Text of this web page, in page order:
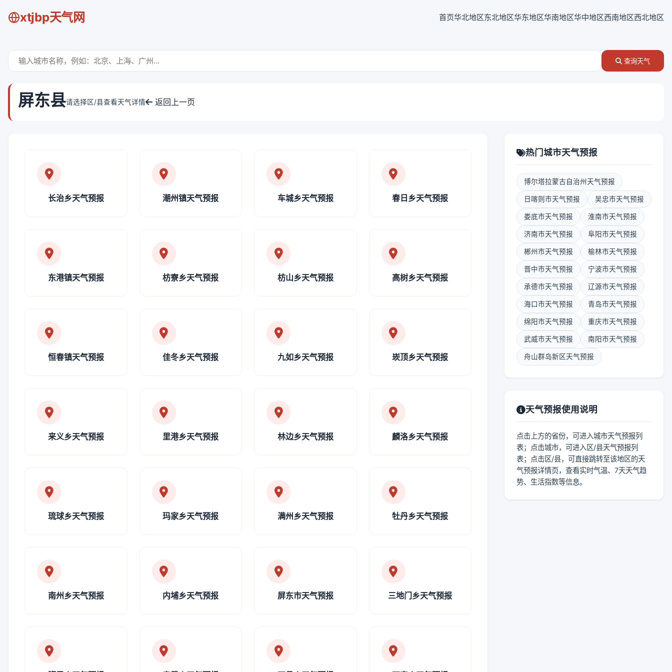
xtjbp天气网 首页华北地区东北地区华东地区华南地区华中地区西南地区西北地区
查询天气
屏东县请选择区/县查看天气详情 返回上一页
长治乡天气预报 潮州镇天气预报 车城乡天气预报 春日乡天气预报
东港镇天气预报 枋寮乡天气预报 枋山乡天气预报 高树乡天气预报
恒春镇天气预报 佳冬乡天气预报 九如乡天气预报 崁顶乡天气预报
来义乡天气预报 里港乡天气预报 林边乡天气预报 麟洛乡天气预报
琉球乡天气预报 玛家乡天气预报 满州乡天气预报 牡丹乡天气预报
南州乡天气预报 内埔乡天气预报 屏东市天气预报 三地门乡天气预报
热门城市天气预报
博尔塔拉蒙古自治州天气预报
日喀则市天气预报 吴忠市天气预报
娄底市天气预报 淮南市天气预报
济南市天气预报 阜阳市天气预报
郴州市天气预报 榆林市天气预报
晋中市天气预报 宁波市天气预报
承德市天气预报 辽源市天气预报
海口市天气预报 青岛市天气预报
绵阳市天气预报 重庆市天气预报
武威市天气预报 南阳市天气预报
舟山群岛新区天气预报
天气预报使用说明
点击上方的省份，可进入城市天气预报列
表；点击城市，可进入区/县天气预报列
表；点击区/县，可直接跳转至该地区的天
气预报详情页，查看实时气温、7天天气趋
势、生活指数等信息。